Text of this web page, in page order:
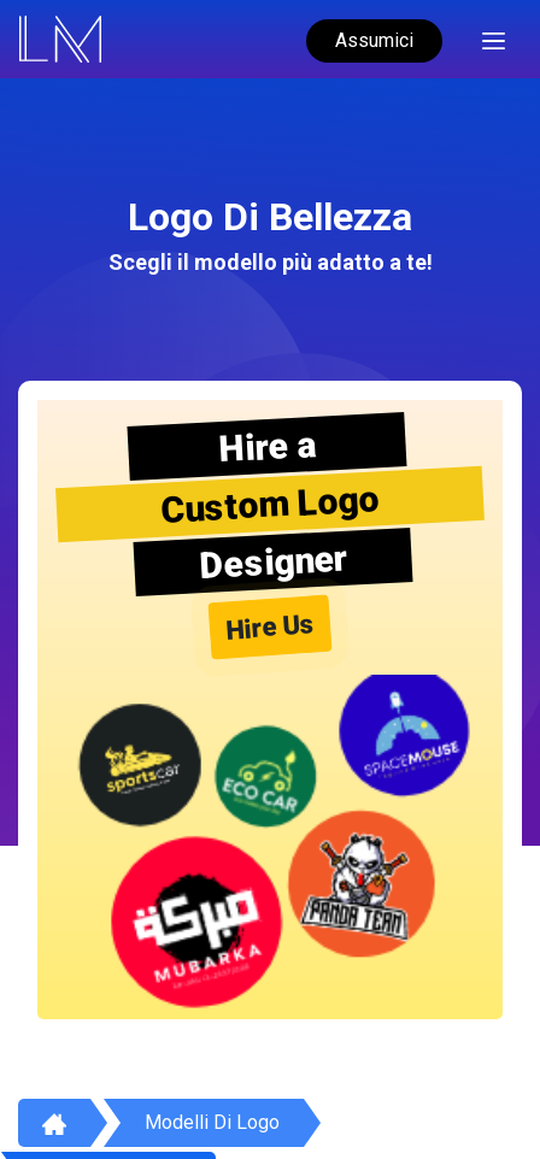
Assumici
Logo Di Bellezza
Scegli il modello più adatto a te!
Hire a
Custom Logo
Designer
Hire Us
Modelli Di Logo